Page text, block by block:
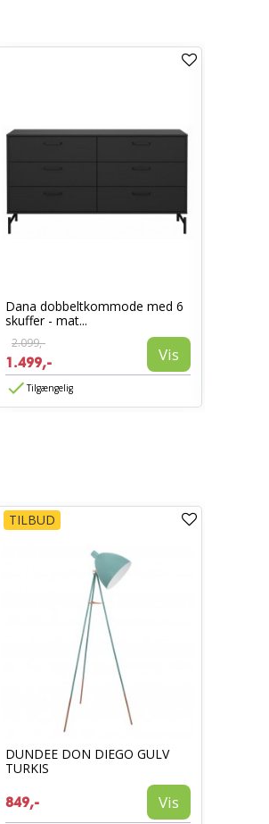
Dana dobbeltkommode med 6
skuffer - mat...
2.099,-
1.499,- Vis
Tilgængelig
TILBUD
DUNDEE DON DIEGO GULV
TURKIS
849,- Vis